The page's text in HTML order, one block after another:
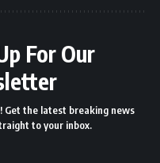
For Our
Get the latest breaking news
to your inbox.